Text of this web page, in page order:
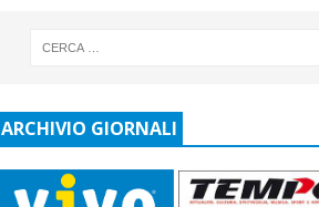
ARCHIVIO GIORNALI